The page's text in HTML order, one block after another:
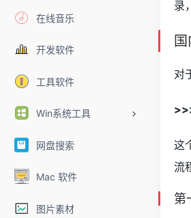
在线音乐
开发软件
工具软件
Win系统工具
网盘搜索
Mac 软件
图片素材
录
对
这
流
第